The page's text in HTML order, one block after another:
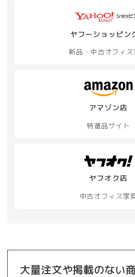
ヤフーショッピン
新品・中古オフィス
アマゾン店
特選品サイト
ヤフオク店
中古オフィス家
大量注文や掲載のない